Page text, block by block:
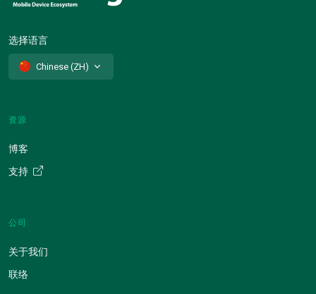
选择语言
Chinese (ZH)
资源
博客
支持
公司
关于我们
联络